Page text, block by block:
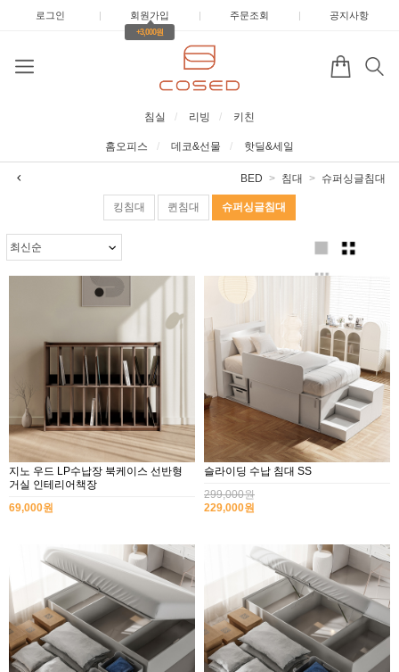
로그인 | 회원가입 |
+3,000원
주문조회 | 공지사항
침실 리빙 키친
홈오피스 데코&선물 핫딜&세일
BED 침대 슈퍼싱글침대
킹침대 퀸침대 슈퍼싱글침대
지노 우드 LP수납장 북케이스 선반형
거실 인테리어책장
69,000원
슬라이딩 수납 침대 SS
299,000원
229,000원